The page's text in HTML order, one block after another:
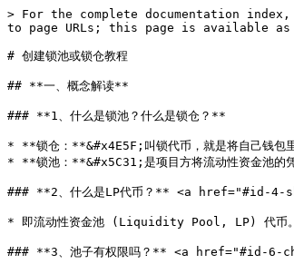
> For the complete documentation
to page URLs; this page is available
# 创建锁池或锁仓教程
## **一、概念解读**
### **1、什么是锁池？什么是锁仓？**
* **锁仓：**&#x4E5F;叫锁代币，就是将自己钱包
* **锁池：**&#x5C31;是项目方将流动性资金池的
### **2、什么是LP代币？** <a
* 即流动性资金池 (Liquidity Pool, LP) 代币。当
### **3、池子有权限吗？** <a href="#id-